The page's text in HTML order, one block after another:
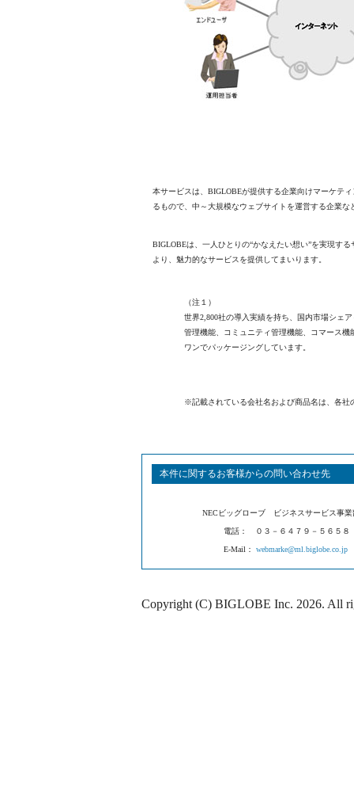
本サービスは、BIGLOBEが提供する企業向けマーケテ
るもので、中～大規模なウェブサイトを運営する企業
BIGLOBEは、一人ひとりの“かなえたい想い”を実現す
より、魅力的なサービスを提供してまいります。
（注１）
世界2,800社の導入実績を持ち、国内市場シェ
管理機能、コミュニティ管理機能、コマース
ワンでパッケージングしています。
※記載されている会社名および商品名は、各社
本件に関するお客様からの問い合わせ先
NECビッグローブ ビジネスサービス事
電話： ０３－６４７９－５６５
E-Mail： webmarke@ml.biglobe.co.jp
Copyright (C) BIGLOBE Inc. 2026. All